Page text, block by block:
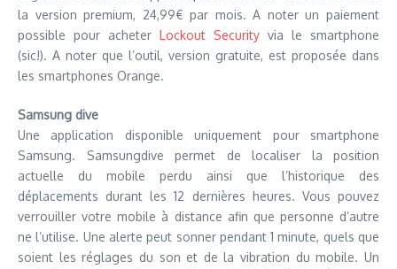
la version premium, 24,99€ par mois. A noter un paiement
possible pour acheter Lockout Security via le smartphone
(sic!). A noter que l’outil, version gratuite, est proposée dans
les smartphones Orange.
Samsung dive
Une application disponible uniquement pour smartphone
Samsung. Samsungdive permet de localiser la position
actuelle du mobile perdu ainsi que l’historique des
déplacements durant les 12 dernières heures. Vous pouvez
verrouiller votre mobile à distance afin que personne d’autre
ne l’utilise. Une alerte peut sonner pendant 1 minute, quels que
soient les réglages du son et de la vibration du mobile. Un